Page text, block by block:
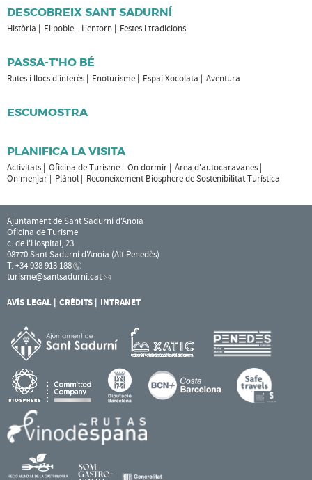
DESCOBREIX SANT SADURNÍ
Història El poble L'entorn Festes i tradicions
PASSA-T'HO BÉ
Rutes i llocs d'interès Enoturisme Espai Xocolata Aventura
ESCUMOSTRA
PLANIFICA LA VISITA
Activitats Oficina de Turisme On dormir
Àrea d'autocaravanes
On menjar
Plànol Reconeixement Biosphere de Sostenibilitat Turística
Ajuntament de Sant Sadurní d'Anoia
Oficina de Turisme
c. de l'Hospital, 23
08770 Sant Sadurní d'Anoia (Alt Penedès)
T. +34 938 913 188
turisme@santsadurni.cat
AVÍS LEGAL CRÈDITS INTRANET